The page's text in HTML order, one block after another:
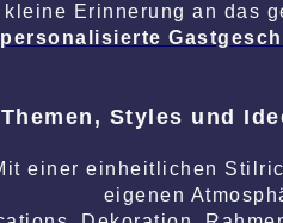
kleine Erinnerung an das
personalisierte
Themen, Styles und
einer einheitlichen
eigenen